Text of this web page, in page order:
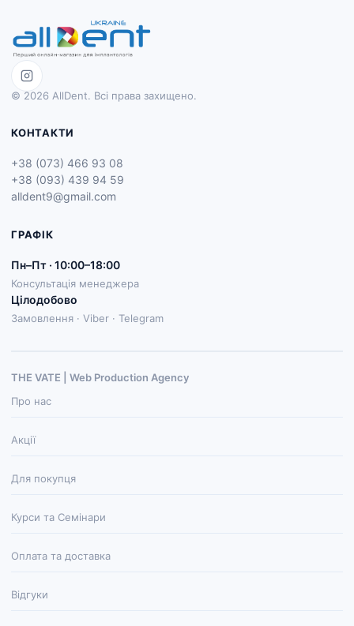
© 2026 AllDent. Всі права захищено.
КОНТАКТИ
+38 (073) 466 93 08
+38 (093) 439 94 59
alldent9@gmail.com
ГРАФІК
Пн–Пт · 10:00–18:00
Консультація менеджера
Цілодобово
Замовлення · Viber · Telegram
THE VATE | Web Production Agenсy
Про нас
Акції
Для покупця
Курси та Семінари
Оплата та доставка
Відгуки